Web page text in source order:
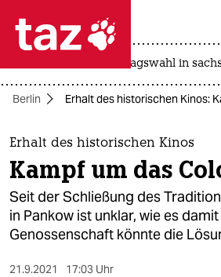
 taz zahl ich
taz zahl ich
themen
politik
öko
landtagswahl in
Berlin Erhalt des historischen Kinos:
Erhalt des historischen Kinos
Kampf um das
Seit der Schließung des
in Pankow ist unklar, wie es
Genossenschaft könnte die
21.9.2021 17:03 Uhr